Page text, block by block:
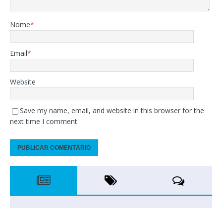
Nome*
Email*
Website
Save my name, email, and website in this browser for the
next time I comment.